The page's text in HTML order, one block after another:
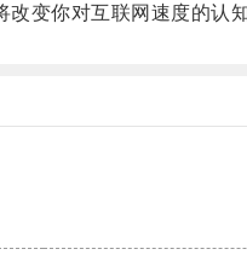
变你对互联网速度的认知